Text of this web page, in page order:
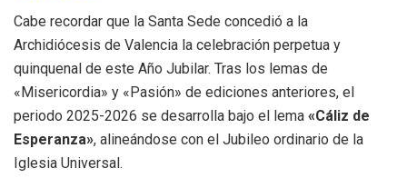
Cabe recordar que la Santa Sede concedió a la
Archidiócesis de Valencia la celebración perpetua y
quinquenal de este Año Jubilar. Tras los lemas de
«Misericordia» y «Pasión» de ediciones anteriores, el
periodo 2025-2026 se desarrolla bajo el lema «Cáliz de
Esperanza», alineándose con el Jubileo ordinario de la
Iglesia Universal.